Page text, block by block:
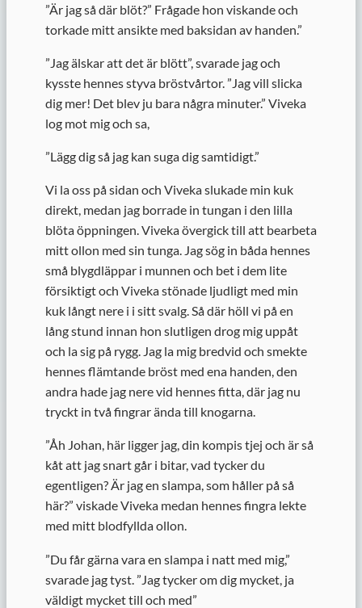
”Är jag så där blöt?” Frågade hon viskande och
torkade mitt ansikte med baksidan av handen.”
”Jag älskar att det är blött”, svarade jag och
kysste hennes styva bröstvårtor. ”Jag vill slicka
dig mer! Det blev ju bara några minuter.” Viveka
log mot mig och sa,
”Lägg dig så jag kan suga dig samtidigt.”
Vi la oss på sidan och Viveka slukade min kuk
direkt, medan jag borrade in tungan i den lilla
blöta öppningen. Viveka övergick till att bearbeta
mitt ollon med sin tunga. Jag sög in båda hennes
små blygdläppar i munnen och bet i dem lite
försiktigt och Viveka stönade ljudligt med min
kuk långt nere i i sitt svalg. Så där höll vi på en
lång stund innan hon slutligen drog mig uppåt
och la sig på rygg. Jag la mig bredvid och smekte
hennes flämtande bröst med ena handen, den
andra hade jag nere vid hennes fitta, där jag nu
tryckt in två fingrar ända till knogarna.
”Åh Johan, här ligger jag, din kompis tjej och är så
kåt att jag snart går i bitar, vad tycker du
egentligen? Är jag en slampa, som håller på så
här?” viskade Viveka medan hennes fingra lekte
med mitt blodfyllda ollon.
”Du får gärna vara en slampa i natt med mig,”
svarade jag tyst. ”Jag tycker om dig mycket, ja
väldigt mycket till och med”